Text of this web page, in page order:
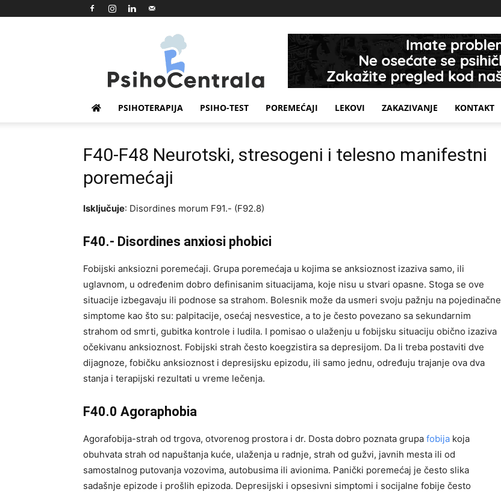
Psihocentrala
PSIHOTERAPIJA PSIHO-TEST POREMEĆAJI LEKOVI ZAKAZIVANJE KONTAKT
F40-F48 Neurotski, stresogeni i telesno manifestni
poremećaji
Isključuje: Disordines morum F91.- (F92.8)
F40.- Disordines anxiosi phobici
Fobijski anksiozni poremećaji. Grupa poremećaja u kojima se anksioznost izaziva samo, ili
uglavnom, u određenim dobro definisanim situacijama, koje nisu u stvari opasne. Stoga se ove
situacije izbegavaju ili podnose sa strahom. Bolesnik može da usmeri svoju pažnju na pojedinačne
simptome kao što su: palpitacije, osećaj nesvestice, a to je često povezano sa sekundarnim
strahom od smrti, gubitka kontrole i ludila. I pomisao o ulaženju u fobijsku situaciju obično izaziva
očekivanu anksioznost. Fobijski strah često koegzistira sa depresijom. Da li treba postaviti dve
dijagnoze, fobičku anksioznost i depresijsku epizodu, ili samo jednu, određuju trajanje ova dva
stanja i terapijski rezultati u vreme lečenja.
F40.0 Agoraphobia
Agorafobija-strah od trgova, otvorenog prostora i dr. Dosta dobro poznata grupa fobija koja
obuhvata strah od napuštanja kuće, ulaženja u radnje, strah od gužvi, javnih mesta ili od
samostalnog putovanja vozovima, autobusima ili avionima. Panički poremećaj je često slika
sadašnje epizode i prošlih epizoda. Depresijski i opsesivni simptomi i socijalne fobije često